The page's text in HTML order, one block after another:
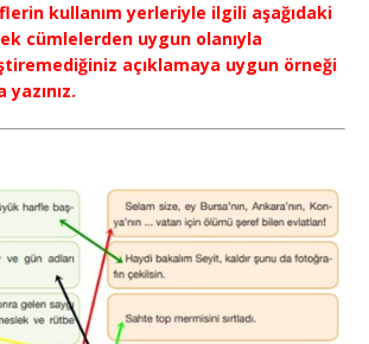
kullanım yerleriyle ilgili aşağıdaki
cümlelerden uygun olanıyla
açıklamaya uygun örneği